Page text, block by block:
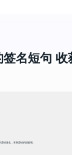
名短句 收
情签名，享受爱情的甜蜜吧。